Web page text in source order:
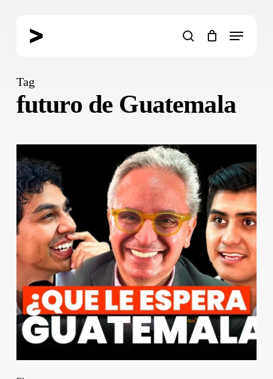
search
Menu
Tag
futuro de Guatemala